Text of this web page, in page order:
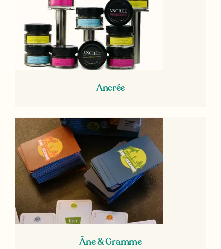
Ancrée
Âne & Gramme